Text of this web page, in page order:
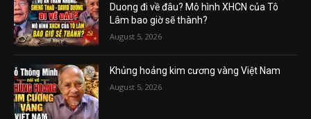
Duong đi về đâu? Mô hình XHCN của Tô
Lâm bao giờ sẽ thành?
August 5, 2026
Khủng hoảng kim cương vàng Việt Nam
August 5, 2026